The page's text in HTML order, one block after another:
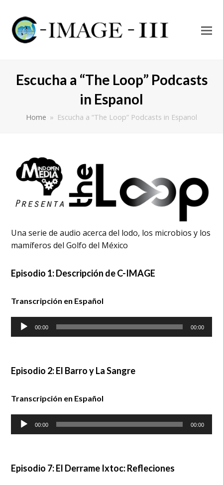
Escucha a “The Loop” Podcasts
in Espanol
Home » Escucha a “The Loop” Podcasts in Espanol
Una serie de audio acerca del lodo, los microbios y los
mamíferos del Golfo del México
Episodio 1: Descripción de C-IMAGE
Transcripción en Español
Audio
Player
00:00 00:00
Episodio 2: El Barro y La Sangre
Transcripción en Español
Audio
Player
00:00 00:00
Episodio 7: El Derrame Ixtoc: Refleciones